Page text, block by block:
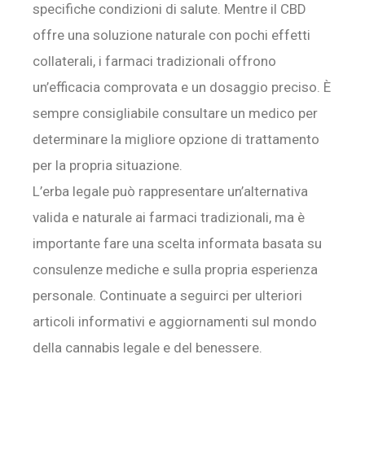
specifiche condizioni di salute. Mentre il CBD
offre una soluzione naturale con pochi effetti
collaterali, i farmaci tradizionali offrono
un’efficacia comprovata e un dosaggio preciso. È
sempre consigliabile consultare un medico per
determinare la migliore opzione di trattamento
per la propria situazione.
L’erba legale può rappresentare un’alternativa
valida e naturale ai farmaci tradizionali, ma è
importante fare una scelta informata basata su
consulenze mediche e sulla propria esperienza
personale. Continuate a seguirci per ulteriori
articoli informativi e aggiornamenti sul mondo
della cannabis legale e del benessere.